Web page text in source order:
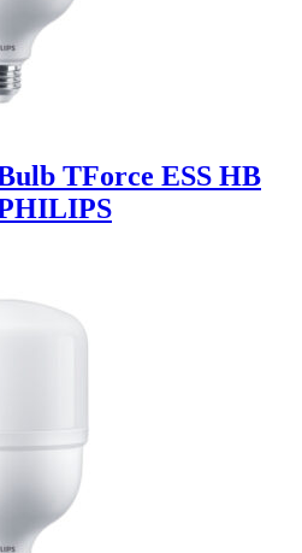
TForce ESS HB